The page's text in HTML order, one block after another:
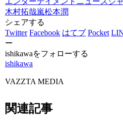
木村拓哉嵐松本潤
シェアする
Twitter Facebook はてブ Pocket
ー
ishikawaをフォローする
ishikawa
VAZZTA MEDIA
関連記事